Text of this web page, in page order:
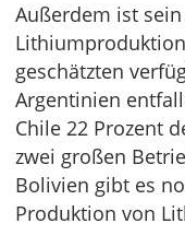
Außerdem ist
geschätzten
Argentinien
Chile 22 Prozent
zwei großen
Bolivien gibt es
Produktion von